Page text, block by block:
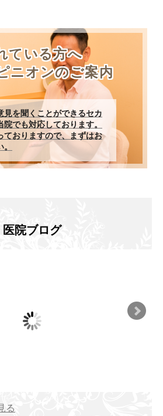
ている方へ
ニオンのご案内
見を聞くことができるセカ
でも対応しております。
ておりますので、まずはお
医院ブログ
る